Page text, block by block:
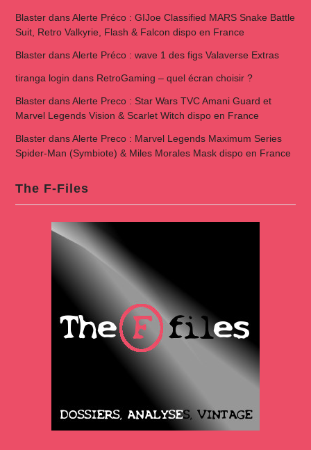
BlasterdansAlerte Préco : GIJoe Classified MARS Snake Battle
Suit, Retro Valkyrie, Flash & Falcon dispo en France
BlasterdansAlerte Préco : wave 1 des figs Valaverse Extras
tiranga login dans RetroGaming – quel écran choisir ?
BlasterdansAlerte Preco : Star Wars TVC Amani Guard et
Marvel Legends Vision & Scarlet Witch dispo en France
BlasterdansAlerte Preco : Marvel Legends Maximum Series
Spider-Man (Symbiote) & Miles Morales Mask dispo en France
The F-Files